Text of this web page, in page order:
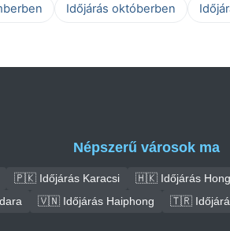
Időjárás októberben
Népszerű városok ma
🇵🇰 Időjárás Karacsi 🇭🇰 Időjárás
🇻🇳 Időjárás Haiphong 🇹🇷